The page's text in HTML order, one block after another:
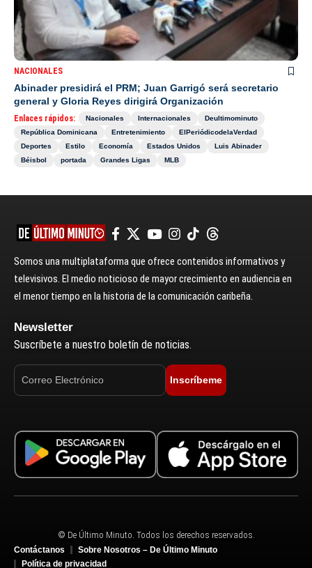
NACIONALES
Abinader presidirá el PRM; Juan Garrigó será secretario
general y Gloria Reyes dirigirá Organización
Enlaces rápidos: Nacionales Internacionales
Deultimominuto
República Dominicana
Entretenimiento
ElPeriódicodelaVerdad
Deportes
Estilo Economía Estados Unidos
Luis Abinader
Béisbol
portada Grandes Ligas MLB
Somos una multiplataforma que ofrece contenidos informativos y
televisivos. El medio noticioso de mayor crecimiento en audiencia en
el menor tiempo en la historia de la comunicación caribeña.
Newsletter
Suscríbete a nuestro boletín de noticias.
Inscríbeme
© De Último Minuto. Todos los derechos reservados.
Contáctanos
Sobre Nosotros – De Último Minuto
Política de privacidad